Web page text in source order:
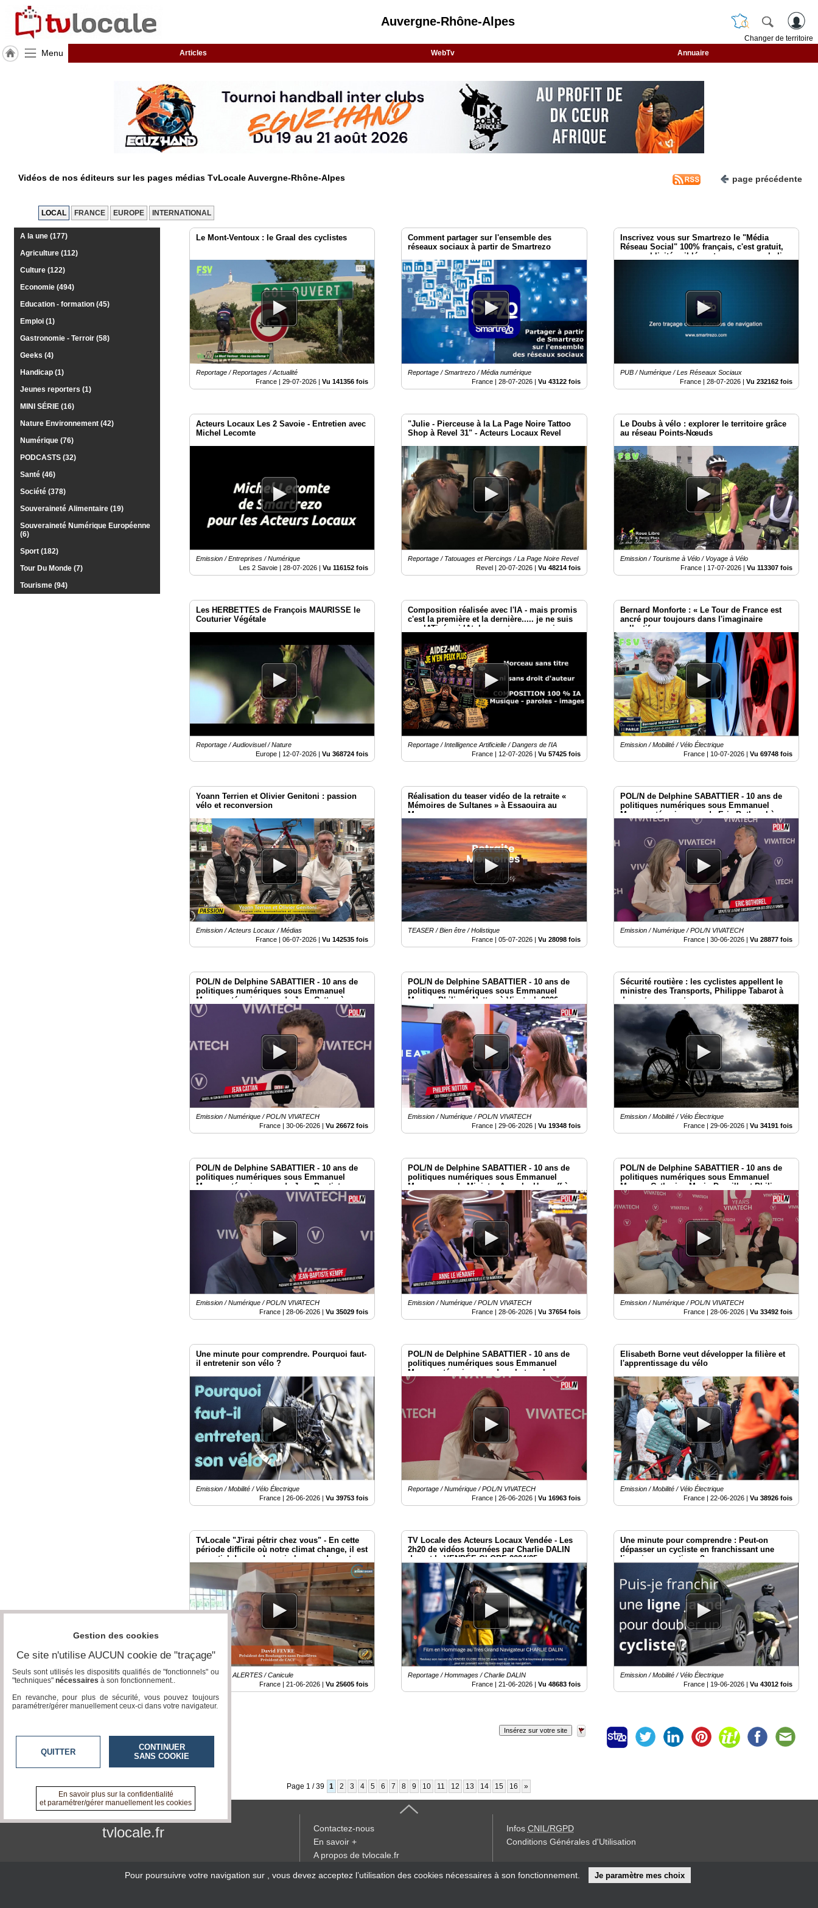
Auvergne-Rhône-Alpes
Changer de territoire
Menu Articles WebTv Annuaire
TvLocale
France
RUBRIQUES
Agenda
Gazette
Vidéos
Blogs
Inscription
annuaire
Accès
Vidéos de nos éditeurs sur les pages médias TvLocale Auvergne-Rhône-Alpes page précédente
LOCAL FRANCE EUROPE INTERNATIONAL
A la une (177)
Agriculture (112)
Culture (122)
Economie (494)
Education - formation (45)
Emploi (1)
Gastronomie - Terroir (58)
Geeks (4)
Handicap (1)
Jeunes reporters (1)
MINI SÉRIE (16)
Nature Environnement (42)
Numérique (76)
PODCASTS (32)
Santé (46)
Société (378)
Souveraineté Alimentaire (19)
Souveraineté Numérique Européenne
(6)
Sport (182)
Tour Du Monde (7)
Tourisme (94)
Le Mont-Ventoux : le Graal des cyclistes
Reportage / Reportages / Actualité
France |29-07-2026 |Vu 141356 fois
Comment partager sur l'ensemble des
réseaux sociaux à partir de Smartrezo
Reportage / Smartrezo / Média numérique
France | 28-07-2026| Vu 43122 fois
Inscrivez vous sur Smartrezo le "Média
Réseau Social" 100% français, c'est gratuit,
sans publicités ciblées et sans aucune balise
PUB / Numérique / Les Réseaux Sociaux
France |28-07-2026 |Vu 232162 fois
Acteurs Locaux Les 2 Savoie - Entretien avec
Michel Lecomte
Emission / Entreprises / Numérique
Les 2 Savoie |28-07-2026 |Vu 116152 fois
"Julie - Pierceuse à la La Page Noire Tattoo
Shop à Revel 31" - Acteurs Locaux Revel
Reportage / Tatouages et Piercings / La Page Noire Revel
Revel | 20-07-2026| Vu 48214 fois
Le Doubs à vélo : explorer le territoire grâce
au réseau Points-Nœuds
Emission / Tourisme à Vélo / Voyage à Vélo
France | 17-07-2026 |Vu 113307 fois
Les HERBETTES de François MAURISSE le
Couturier Végétale
Reportage / Audiovisuel / Nature
Europe | 12-07-2026 |Vu 368724 fois
Composition réalisée avec l'IA - mais promis
c'est la première et la dernière..... je ne suis
pas IATisée ni IAtubeuse et encore moins
Reportage / Intelligence Artificielle / Dangers de l'IA
France | 12-07-2026| Vu 57425 fois
Bernard Monforte : « Le Tour de France est
ancré pour toujours dans l'imaginaire
collectif. »
Emission / Mobilité / Vélo Électrique
France | 10-07-2026 |Vu 69748 fois
Yoann Terrien et Olivier Genitoni : passion
vélo et reconversion
Emission / Acteurs Locaux / Médias
France |06-07-2026 |Vu 142535 fois
Réalisation du teaser vidéo de la retraite «
Mémoires de Sultanes » à Essaouira au
Maroc
TEASER / Bien être / Holistique
France | 05-07-2026| Vu 28098 fois
POL/N de Delphine SABATTIER - 10 ans de
politiques numériques sous Emmanuel
Macron : témoignages de Eric Bothorel à
Vivatech 2026
Emission / Numérique / POL/N VIVATECH
France |30-06-2026 |Vu 28877 fois
POL/N de Delphine SABATTIER - 10 ans de
politiques numériques sous Emmanuel
Macron : témoignages de Jean Cattan à
Vivatech 2026
Emission / Numérique / POL/N VIVATECH
France |30-06-2026 |Vu 26672 fois
POL/N de Delphine SABATTIER - 10 ans de
politiques numériques sous Emmanuel
Macron Philippe Notton à Vivatech 2026
Emission / Numérique / POL/N VIVATECH
France | 29-06-2026| Vu 19348 fois
Sécurité routière : les cyclistes appellent le
ministre des Transports, Philippe Tabarot à
des actes concrets
Emission / Mobilité / Vélo Électrique
France |29-06-2026 |Vu 34191 fois
POL/N de Delphine SABATTIER - 10 ans de
politiques numériques sous Emmanuel
Macron : témoignages de Jean-Baptiste
Kempf à Vivatech 2026
Emission / Numérique / POL/N VIVATECH
France |28-06-2026 |Vu 35029 fois
POL/N de Delphine SABATTIER - 10 ans de
politiques numériques sous Emmanuel
Macron avec la Ministre Anne Le Henanff à
Vivatech 2026
Emission / Numérique / POL/N VIVATECH
France | 28-06-2026| Vu 37654 fois
POL/N de Delphine SABATTIER - 10 ans de
politiques numériques sous Emmanuel
Macron Catherine Morin-Desailly et Philippe
Latombe à Vivatech 2026
Emission / Numérique / POL/N VIVATECH
France |28-06-2026 |Vu 33492 fois
Une minute pour comprendre. Pourquoi faut-
il entretenir son vélo ?
Emission / Mobilité / Vélo Électrique
France |26-06-2026 |Vu 39753 fois
POL/N de Delphine SABATTIER - 10 ans de
politiques numériques sous Emmanuel
Macron : témoignages dans le temple
Vivatech
Reportage / Numérique / POL/N VIVATECH
France | 26-06-2026| Vu 16963 fois
Elisabeth Borne veut développer la filière et
l'apprentissage du vélo
Emission / Mobilité / Vélo Électrique
France |22-06-2026 |Vu 38926 fois
TvLocale "J'irai pétrir chez vous" - ​En cette
période difficile où notre climat change, il est
essentiel de prendre soin les uns des autres.
Reportage / ALERTES / Canicule
France |21-06-2026 |Vu 25605 fois
TV Locale des Acteurs Locaux Vendée - Les
2h20 de vidéos tournées par Charlie DALIN
durant le VENDÉE GLOBE 2024/25
Reportage / Hommages / Charlie DALIN
France | 21-06-2026| Vu 48683 fois
Une minute pour comprendre : Peut-on
dépasser un cycliste en franchissant une
ligne jaune continue ?
Emission / Mobilité / Vélo Électrique
France | 19-06-2026 |Vu 43012 fois
Insérez sur votre site
Page 1 / 39 1 2 3 4 5 6 7 8 9 10 11 12 13 14 15 16 »
tvlocale.fr
Contactez-nous
En savoir +
A propos de tvlocale.fr
Devenir délégué
Infos CNIL/RGPD
Conditions Générales d'Utilisation
Pour poursuivre votre navigation sur , vous devez acceptez l’utilisation des cookies nécessaires à son fonctionnement. Je paramètre mes choix
Gestion des cookies
Ce site n'utilise AUCUN cookie de "traçage"
Seuls sont utilisés les dispositifs qualifiés de "fonctionnels" ou
"techniques" nécessaires à son fonctionnement..
En revanche, pour plus de sécurité, vous pouvez toujours
paramétrer/gérer manuellement ceux-ci dans votre navigateur.
QUITTER
CONTINUER
SANS COOKIE
En savoir plus sur la confidentialité
et paramétrer/gérer manuellement les cookies